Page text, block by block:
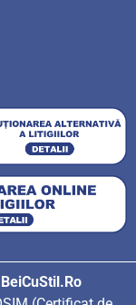
BeiCuStil.Ro